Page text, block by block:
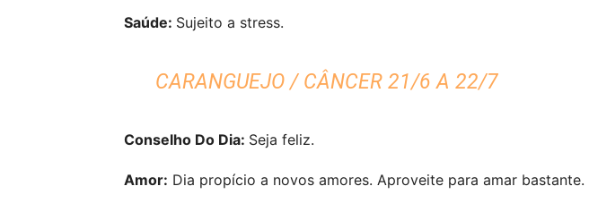
Saúde: Sujeito a stress.
CARANGUEJO / CÂNCER 21/6 A 22/7
Conselho Do Dia: Seja feliz.
Amor: Dia propício a novos amores. Aproveite para amar bastante.